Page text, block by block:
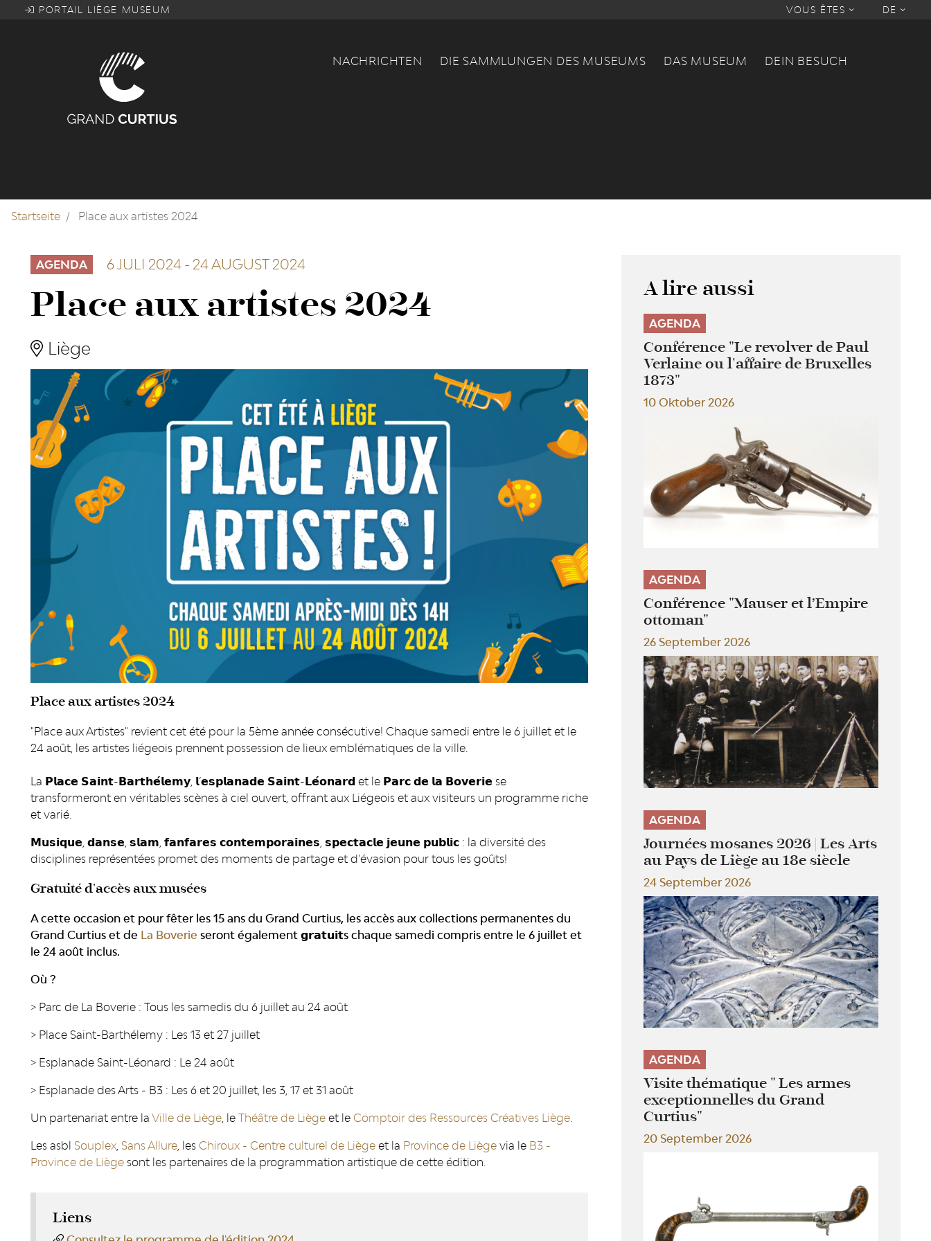
Direkt
PORTAIL LIÈGE MUSEUM VOUS ÊTES DE
Main navigation
NACHRICHTEN DIE SAMMLUNGEN DES MUSEUMS DAS MUSEUM DEIN BESUCH
Startseite Place aux artistes 2024
AGENDA 6 JULI 2024 - 24 AUGUST 2024
Place aux artistes 2024
Liège
Place aux artistes 2024
"Place aux Artistes" revient cet été pour la 5ème année consécutive! Chaque samedi entre le 6 juillet et le
24 août, les artistes liégeois prennent possession de lieux emblématiques de la ville.
La 𝗣𝗹𝗮𝗰𝗲 𝗦𝗮𝗶𝗻𝘁-𝗕𝗮𝗿𝘁𝗵𝗲́𝗹𝗲𝗺𝘆, 𝗹’𝗲𝘀𝗽𝗹𝗮𝗻𝗮𝗱𝗲 𝗦𝗮𝗶𝗻𝘁-𝗟𝗲́𝗼𝗻𝗮𝗿𝗱 et le 𝗣𝗮𝗿𝗰 𝗱𝗲 𝗹𝗮 𝗕𝗼𝘃𝗲𝗿𝗶𝗲 se
transformeront en véritables scènes à ciel ouvert, offrant aux Liégeois et aux visiteurs un programme riche
et varié.
𝗠𝘂𝘀𝗶𝗾𝘂𝗲, 𝗱𝗮𝗻𝘀𝗲, 𝘀𝗹𝗮𝗺, 𝗳𝗮𝗻𝗳𝗮𝗿𝗲𝘀 𝗰𝗼𝗻𝘁𝗲𝗺𝗽𝗼𝗿𝗮𝗶𝗻𝗲𝘀, 𝘀𝗽𝗲𝗰𝘁𝗮𝗰𝗹𝗲 𝗷𝗲𝘂𝗻𝗲 𝗽𝘂𝗯𝗹𝗶𝗰 : la diversité des
disciplines représentées promet des moments de partage et d’évasion pour tous les goûts!
Gratuité d'accès aux musées
A cette occasion et pour fêter les 15 ans du Grand Curtius, les accès aux collections permanentes du
Grand Curtius et de La Boverie seront également 𝗴𝗿𝗮𝘁𝘂𝗶𝘁s chaque samedi compris entre le 6 juillet et
le 24 août inclus.
Où ?
> Parc de La Boverie : Tous les samedis du 6 juillet au 24 août
> Place Saint-Barthélemy : Les 13 et 27 juillet
> Esplanade Saint-Léonard : Le 24 août
> Esplanade des Arts - B3 : Les 6 et 20 juillet, les 3, 17 et 31 août
Un partenariat entre la Ville de Liège, le Théâtre de Liège et le Comptoir des Ressources Créatives Liège.
Les asbl Souplex, Sans Allure, les Chiroux - Centre culturel de Liège et la Province de Liège via le B3 -
Province de Liège sont les partenaires de la programmation artistique de cette édition.
Liens
A lire aussi
AGENDA
Conférence "Le revolver de Paul
Verlaine ou l'affaire de Bruxelles
1873"
10 Oktober 2026
AGENDA
Conférence "Mauser et l’Empire
ottoman"
26 September 2026
AGENDA
Journées mosanes 2026 | Les Arts
au Pays de Liège au 18e siècle
24 September 2026
AGENDA
Visite thématique " Les armes
exceptionnelles du Grand
Curtius"
20 September 2026